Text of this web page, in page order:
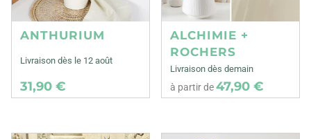
ANTHURIUM
Livraison dès le 12 août
31,90 €
ALCHIMIE +
ROCHERS
Livraison dès demain
à partir de47,90 €